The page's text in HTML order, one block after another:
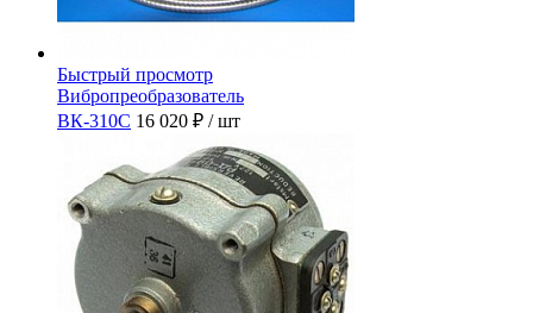
Быстрый просмотр
Вибропреобразователь
ВК-310С 16 020 ₽ / шт